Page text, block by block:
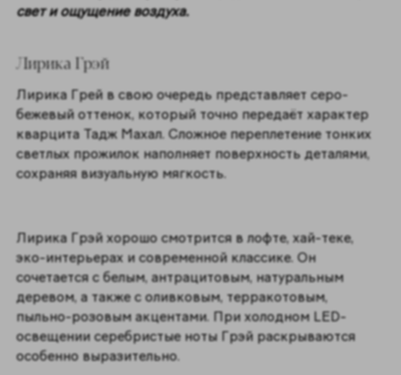
свет и ощущение воздуха.
Лирика Грэй
Лирика Грей в свою очередь представляет серо-
бежевый оттенок, который точно передаёт характер
кварцита Тадж Махал. Сложное переплетение тонких
светлых прожилок наполняет поверхность деталями,
сохраняя визуальную мягкость.
Лирика Грэй хорошо смотрится в лофте, хай-теке,
эко-интерьерах и современной классике. Он
сочетается с белым, антрацитовым, натуральным
деревом, а также с оливковым, терракотовым,
пыльно-розовым акцентами. При холодном LED-
освещении серебристые ноты Грэй раскрываются
особенно выразительно.